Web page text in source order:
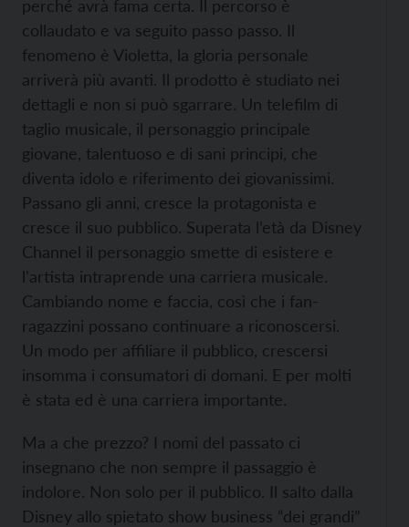
perché avrà fama certa. Il percorso è
collaudato e va seguito passo passo. Il
fenomeno è Violetta, la gloria personale
arriverà più avanti. Il prodotto è studiato nei
dettagli e non si può sgarrare. Un telefilm di
taglio musicale, il personaggio principale
giovane, talentuoso e di sani principi, che
diventa idolo e riferimento dei giovanissimi.
Passano gli anni, cresce la protagonista e
cresce il suo pubblico. Superata l’età da Disney
Channel il personaggio smette di esistere e
l'artista intraprende una carriera musicale.
Cambiando nome e faccia, così che i fan-
ragazzini possano continuare a riconoscersi.
Un modo per affiliare il pubblico, crescersi
insomma i consumatori di domani. E per molti
è stata ed è una carriera importante.
Ma a che prezzo? I nomi del passato ci
insegnano che non sempre il passaggio è
indolore. Non solo per il pubblico. Il salto dalla
Disney allo spietato show business “dei grandi”